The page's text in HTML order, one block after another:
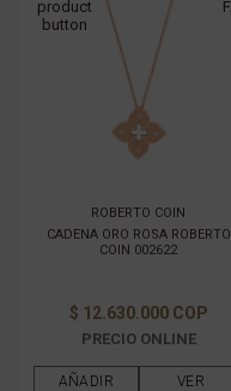
ROBERTO COIN
CADENA ORO ROSA ROBERTO
COIN 002622
$ 12.630.000 COP
PRECIO ONLINE
AÑADIR VER